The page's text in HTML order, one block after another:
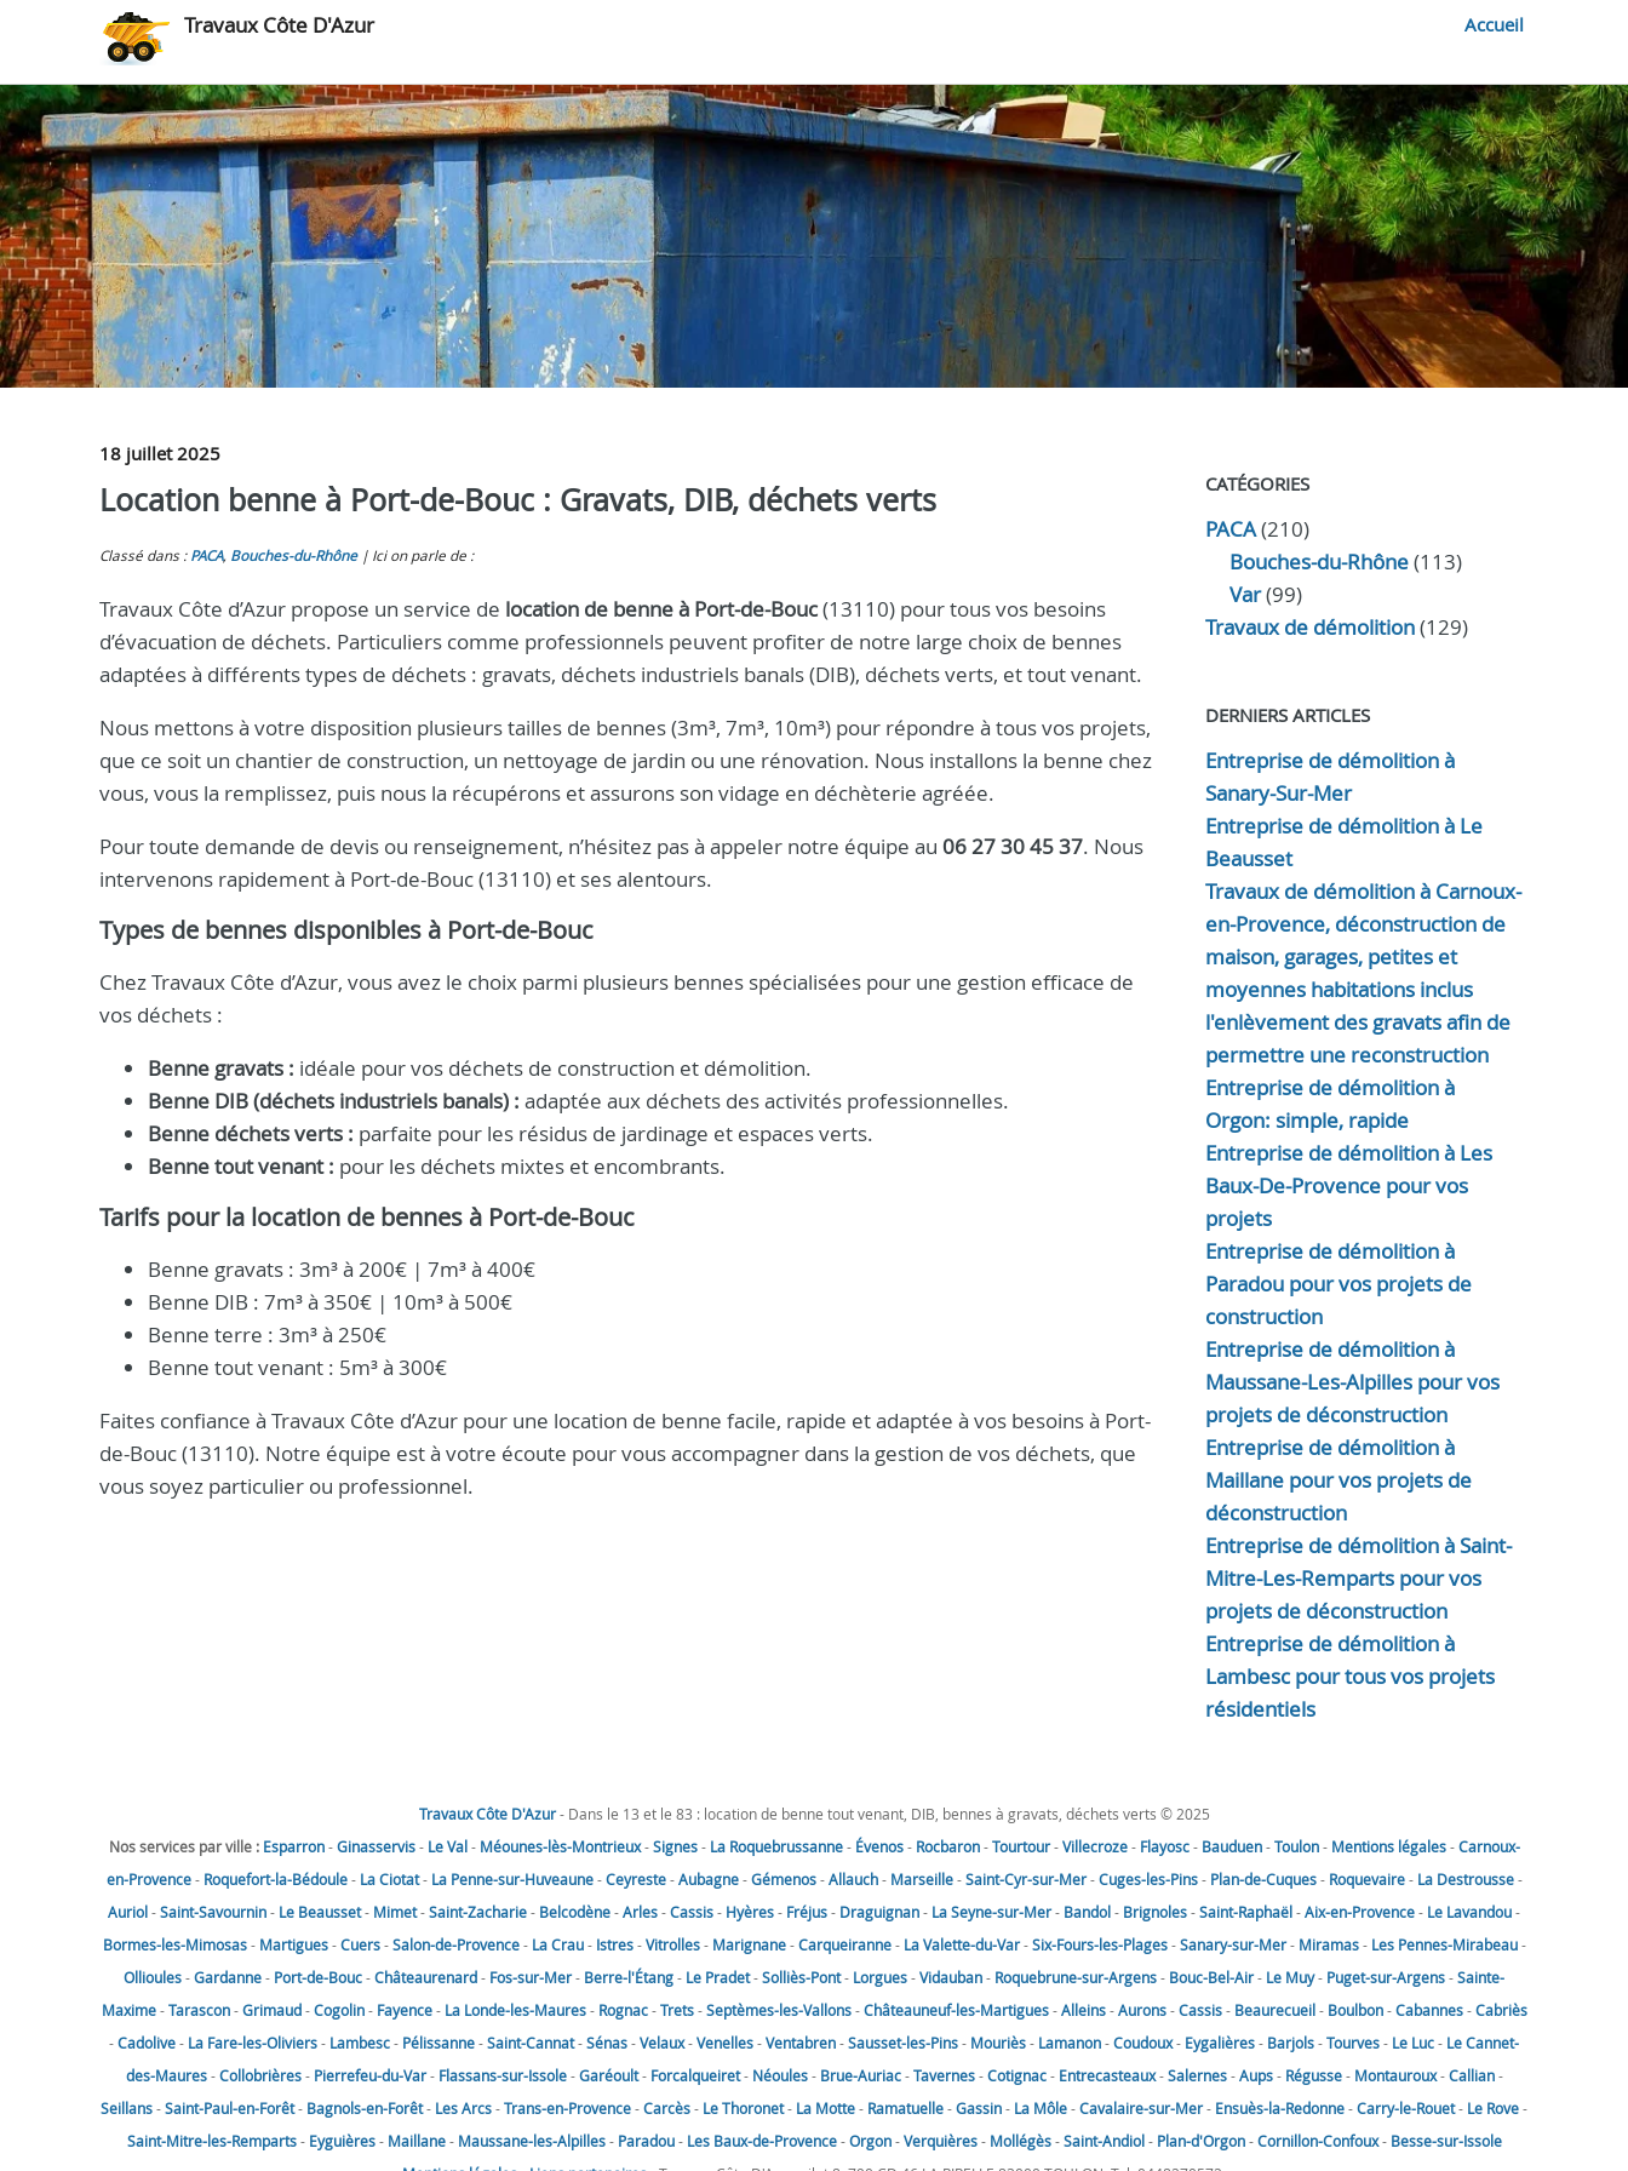
Travaux Côte D'Azur Accueil
18 juillet 2025
Location benne à Port-de-Bouc : Gravats, DIB, déchets verts
Classé dans : PACA, Bouches-du-Rhône Ici on parle de :
Travaux Côte d’Azur propose un service de location de benne à Port-de-Bouc(13110) pour tous vos besoins
d’évacuation de déchets. Particuliers comme professionnels peuvent profiter de notre large choix de bennes
adaptées à différents types de déchets : gravats, déchets industriels banals (DIB), déchets verts, et tout venant.
Nous mettons à votre disposition plusieurs tailles de bennes (3m³, 7m³, 10m³) pour répondre à tous vos projets,
que ce soit un chantier de construction, un nettoyage de jardin ou une rénovation. Nous installons la benne chez
vous, vous la remplissez, puis nous la récupérons et assurons son vidage en déchèterie agréée.
Pour toute demande de devis ou renseignement, n’hésitez pas à appeler notre équipe au 06 27 30 45 37. Nous
intervenons rapidement à Port-de-Bouc (13110) et ses alentours.
Types de bennes disponibles à Port-de-Bouc
Chez Travaux Côte d’Azur, vous avez le choix parmi plusieurs bennes spécialisées pour une gestion efficace de
vos déchets :
Benne gravats : idéale pour vos déchets de construction et démolition.
Benne DIB (déchets industriels banals) : adaptée aux déchets des activités professionnelles.
Benne déchets verts : parfaite pour les résidus de jardinage et espaces verts.
Benne tout venant : pour les déchets mixtes et encombrants.
Tarifs pour la location de bennes à Port-de-Bouc
Benne gravats : 3m³ à 200€ | 7m³ à 400€
Benne DIB : 7m³ à 350€ | 10m³ à 500€
Benne terre : 3m³ à 250€
Benne tout venant : 5m³ à 300€
Faites confiance à Travaux Côte d’Azur pour une location de benne facile, rapide et adaptée à vos besoins à Port-
de-Bouc (13110). Notre équipe est à votre écoute pour vous accompagner dans la gestion de vos déchets, que
vous soyez particulier ou professionnel.
CATÉGORIES
PACA(210)
Bouches-du-Rhône(113)
Var(99)
Travaux de démolition(129)
DERNIERS ARTICLES
Entreprise de démolition à
Sanary-Sur-Mer
Entreprise de démolition à Le
Beausset
Travaux de démolition à Carnoux-
en-Provence, déconstruction de
maison, garages, petites et
moyennes habitations inclus
l'enlèvement des gravats afin de
permettre une reconstruction
Entreprise de démolition à
Orgon: simple, rapide
Entreprise de démolition à Les
Baux-De-Provence pour vos
projets
Entreprise de démolition à
Paradou pour vos projets de
construction
Entreprise de démolition à
Maussane-Les-Alpilles pour vos
projets de déconstruction
Entreprise de démolition à
Maillane pour vos projets de
déconstruction
Entreprise de démolition à Saint-
Mitre-Les-Remparts pour vos
projets de déconstruction
Entreprise de démolition à
Lambesc pour tous vos projets
résidentiels
Travaux Côte D'Azur- Dans le 13 et le 83 : location de benne tout venant, DIB, bennes à gravats, déchets verts © 2025
Nos services par ville : Esparron-Ginasservis- Le Val- Méounes-lès-Montrieux-Signes- La Roquebrussanne- Évenos- Rocbaron-Tourtour-Villecroze- Flayosc- Bauduen-Toulon- Mentions légales-Carnoux-
en-Provence- Roquefort-la-Bédoule- La Ciotat- La Penne-sur-Huveaune-Ceyreste-Aubagne-Gémenos-Allauch- Marseille-Saint-Cyr-sur-Mer-Cuges-les-Pins- Plan-de-Cuques- Roquevaire- La Destrousse-
Auriol-Saint-Savournin- Le Beausset- Mimet-Saint-Zacharie- Belcodène-Arles-Cassis- Hyères- Fréjus- Draguignan- La Seyne-sur-Mer- Bandol- Brignoles-Saint-Raphaël-Aix-en-Provence- Le Lavandou-
Bormes-les-Mimosas- Martigues-Cuers-Salon-de-Provence- La Crau- Istres-Vitrolles- Marignane-Carqueiranne- La Valette-du-Var-Six-Fours-les-Plages-Sanary-sur-Mer- Miramas- Les Pennes-Mirabeau-
Ollioules-Gardanne- Port-de-Bouc-Châteaurenard- Fos-sur-Mer- Berre-l'Étang- Le Pradet-Solliès-Pont- Lorgues-Vidauban- Roquebrune-sur-Argens- Bouc-Bel-Air- Le Muy- Puget-sur-Argens-Sainte-
Maxime-Tarascon-Grimaud-Cogolin- Fayence- La Londe-les-Maures- Rognac-Trets-Septèmes-les-Vallons-Châteauneuf-les-Martigues-Alleins-Aurons-Cassis- Beaurecueil- Boulbon-Cabannes-Cabriès
-Cadolive- La Fare-les-Oliviers- Lambesc- Pélissanne-Saint-Cannat-Sénas-Velaux-Venelles-Ventabren-Sausset-les-Pins- Mouriès- Lamanon-Coudoux- Eygalières- Barjols-Tourves- Le Luc- Le Cannet-
des-Maures-Collobrières- Pierrefeu-du-Var- Flassans-sur-Issole-Garéoult- Forcalqueiret- Néoules- Brue-Auriac-Tavernes-Cotignac- Entrecasteaux-Salernes-Aups- Régusse- Montauroux-Callian-
Seillans-Saint-Paul-en-Forêt- Bagnols-en-Forêt- Les Arcs-Trans-en-Provence-Carcès- Le Thoronet- La Motte- Ramatuelle-Gassin- La Môle-Cavalaire-sur-Mer- Ensuès-la-Redonne-Carry-le-Rouet- Le Rove-
Saint-Mitre-les-Remparts- Eyguières- Maillane- Maussane-les-Alpilles- Paradou- Les Baux-de-Provence-Orgon-Verquières- Mollégès-Saint-Andiol- Plan-d'Orgon-Cornillon-Confoux- Besse-sur-Issole